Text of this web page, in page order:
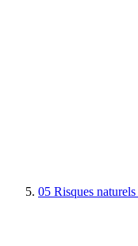
05 Risques naturels